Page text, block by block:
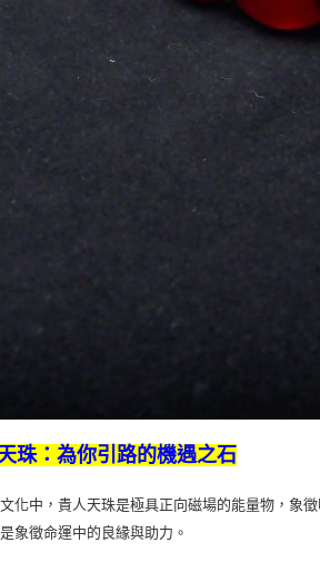
珠：為你引路的機遇之石
化中，貴人天珠是極具正向磁場的能量物，象
象徵命運中的良緣與助力。